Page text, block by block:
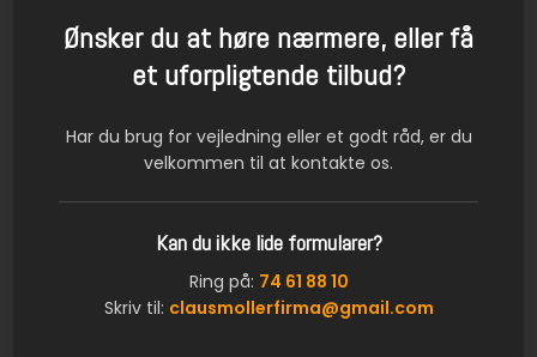
Ønsker du at høre nærmere, eller få
et uforpligtende tilbud?
Har du brug for vejledning eller et godt råd, er du
velkommen til at kontakte os.
Kan du ikke lide formularer?
Ring på: 74 61 88 10
Skriv til: clausmollerfirma@gmail.com